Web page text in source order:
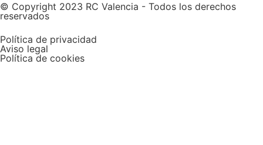
© Copyright 2023 RC Valencia - Todos los derechos
reservados
Política de privacidad
Aviso legal
Política de cookies